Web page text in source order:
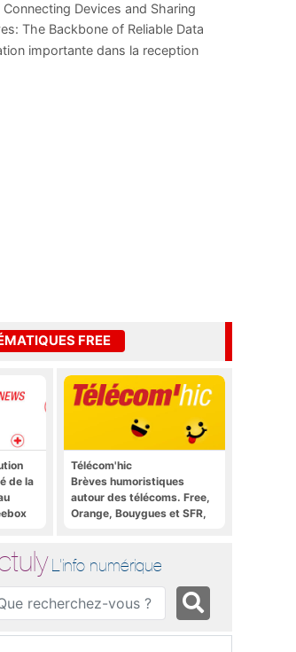
Devices and Sharing
The Backbone of Reliable Data
importante dans la reception
FREE
de la
Télécom'hic
Brèves humoristiques
autour des télécoms. Free,
Orange, Bouygues et SFR,
L'info numérique